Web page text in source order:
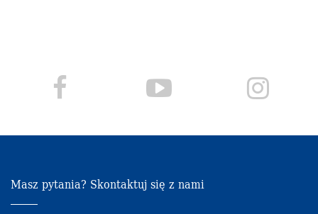
Masz pytania? Skontaktuj się z nami